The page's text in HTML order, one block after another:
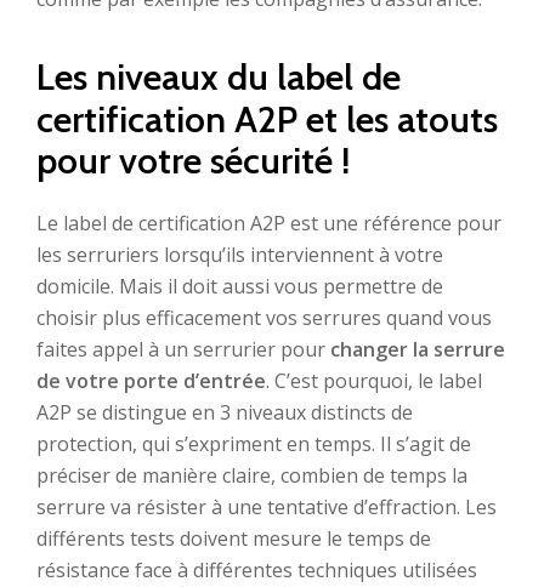
Les niveaux du label de
certification A2P et les atouts
pour votre sécurité !
Le label de certification A2P est une référence pour
les serruriers lorsqu’ils interviennent à votre
domicile. Mais il doit aussi vous permettre de
choisir plus efficacement vos serrures quand vous
faites appel à un serrurier pour changer la serrure
de votre porte d’entrée. C’est pourquoi, le label
A2P se distingue en 3 niveaux distincts de
protection, qui s’expriment en temps. Il s’agit de
préciser de manière claire, combien de temps la
serrure va résister à une tentative d’effraction. Les
différents tests doivent mesure le temps de
résistance face à différentes techniques utilisées